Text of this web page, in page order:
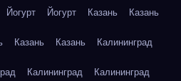
Йогурт Йогурт Казань Казань
Казань Казань Калининград
Калининград Калининград